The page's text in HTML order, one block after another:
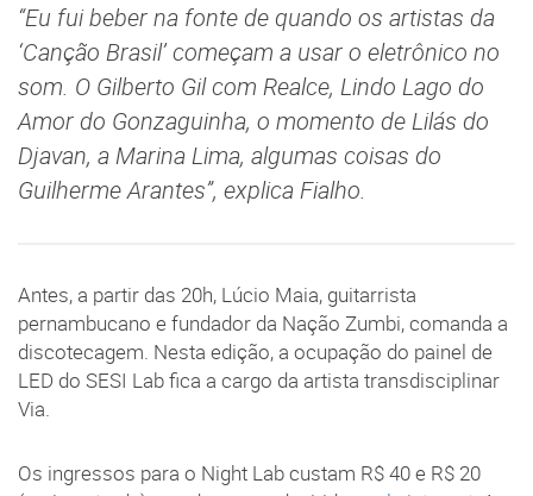
“Eu fui beber na fonte de quando os artistas da
‘Canção Brasil’ começam a usar o eletrônico no
som. O Gilberto Gil com Realce, Lindo Lago do
Amor do Gonzaguinha, o momento de Lilás do
Djavan, a Marina Lima, algumas coisas do
Guilherme Arantes”, explica Fialho.
Antes, a partir das 20h, Lúcio Maia, guitarrista
pernambucano e fundador da Nação Zumbi, comanda a
discotecagem. Nesta edição, a ocupação do painel de
LED do SESI Lab fica a cargo da artista transdisciplinar
Via.
Os ingressos para o Night Lab custam R$ 40 e R$ 20